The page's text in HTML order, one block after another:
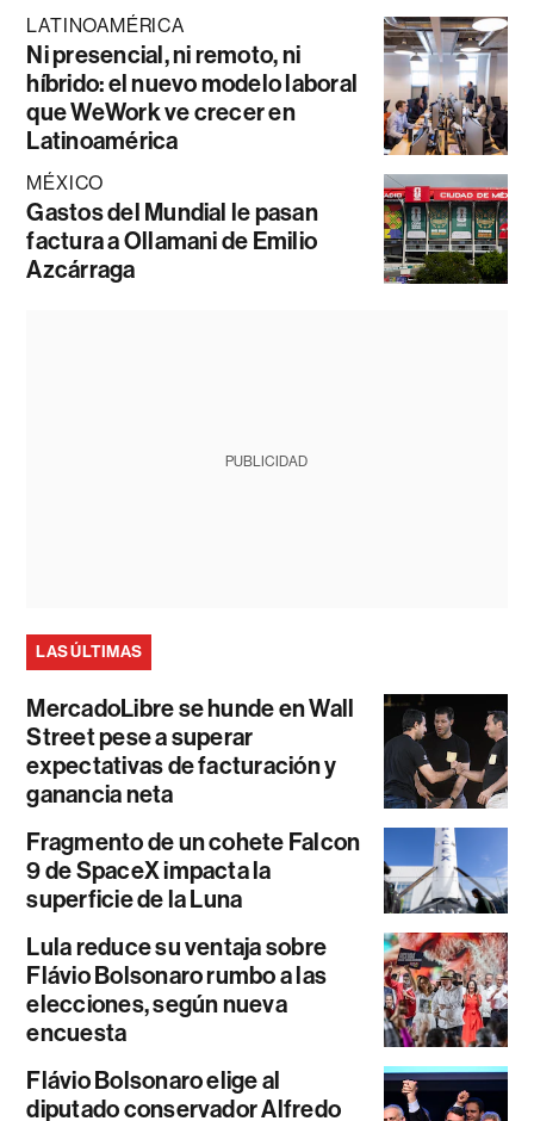
LATINOAMÉRICA
Ni presencial, ni remoto, ni
híbrido: el nuevo modelo laboral
que WeWork ve crecer en
Latinoamérica
MÉXICO
Gastos del Mundial le pasan
factura a Ollamani de Emilio
Azcárraga
PUBLICIDAD
LAS ÚLTIMAS
MercadoLibre se hunde en Wall
Street pese a superar
expectativas de facturación y
ganancia neta
Fragmento de un cohete Falcon
9 de SpaceX impacta la
superficie de la Luna
Lula reduce su ventaja sobre
Flávio Bolsonaro rumbo a las
elecciones, según nueva
encuesta
Flávio Bolsonaro elige al
diputado conservador Alfredo